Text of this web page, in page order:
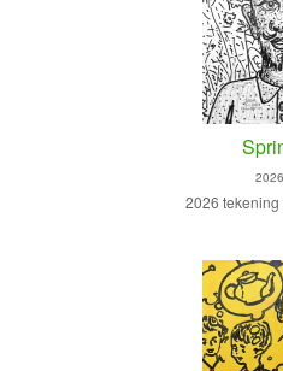
2026
2026 tekening